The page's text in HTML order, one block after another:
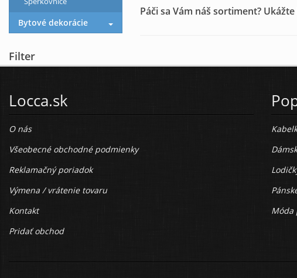
Páči sa Vám náš sortiment?
Bytové dekorácie
Filter
Locca.sk
O nás
Všeobecné obchodné podmienky
Reklamačný poriadok
Výmena / vrátenie tovaru
Kontakt
Pridať obchod
Móda